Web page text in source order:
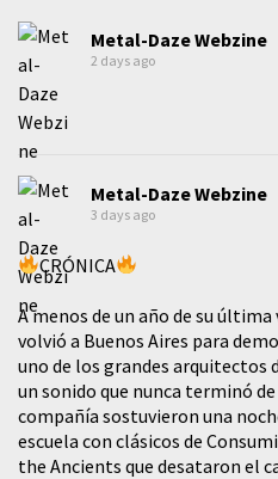
Metal-Daze Webzine
2 days ago
Metal-Daze Webzine
3 days ago
CRÓNICA
A menos de un año de su
volvió a Buenos Aires para
uno de los grandes arquitectos
un sonido que nunca terminó
compañía sostuvieron una
escuela con clásicos de
the Ancients que desataron el